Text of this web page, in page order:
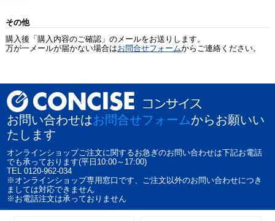
その他
購入後「購入内容のご確認」のメールをお送りします。
万が一メールが届かない場合はお問合せフォームからご連絡ください。
お問い合わせはお問合せフォームからお願いい
たします
オンラインショップご注文に関するお急ぎのお問い合わせは下記お電話
でも承っております(平日10:00～17:00)
TEL 0120-962-034
※オンラインショップ専用窓口です、ご注文以外のお問い合わせにつき
ましては対応できません
※お電話注文は承っておりません